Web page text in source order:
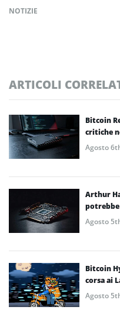
NOTIZIE
ARTICOLI
Bitcoin
critiche
Agosto
Arthur
Agosto
Bitcoin
corsa ai
Agosto